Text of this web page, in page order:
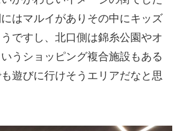
はマルイがありその中にキッズ
ですし、北口側は錦糸公園やオ
うショッピング複合施設もある
遊びに行けそうエリアだなと思